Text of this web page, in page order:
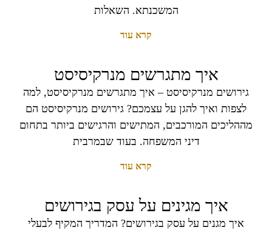
המשכנתא. השאלות
קרא עוד
איך מתגרשים מנרקיסיסט
גירושים מנרקיסיסט – איך מתגרשים מנרקיסיסט, למה
לצפות ואיך להגן על עצמכם? גירושים מנרקיסיסט הם
מההליכים המורכבים, המתישים והרגישים ביותר בתחום
דיני המשפחה. בעוד שבמרבית
קרא עוד
איך מגינים על עסק בגירושים
איך מגנים על עסק בגירושים? המדריך המקיף לבעלי